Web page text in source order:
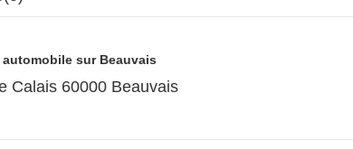
automobile sur Beauvais
Calais 60000 Beauvais